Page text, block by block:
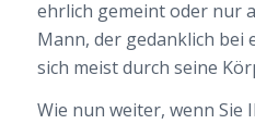
ehrlich gemeint oder nur
Mann, der gedanklich bei
sich meist durch seine
Wie nun weiter, wenn Sie